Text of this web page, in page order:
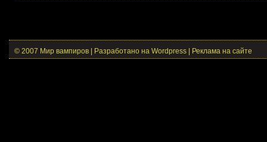
© 2007 Мир вампиров | Разработано на Wordpress | Реклама на сайте